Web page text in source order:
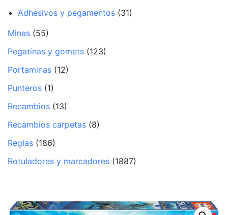
Adhesivos y pegamentos (31)
Minas (55)
Pegatinas y gomets (123)
Portaminas (12)
Punteros (1)
Recambios (13)
Recambios carpetas (8)
Reglas (186)
Rotuladores y marcadores (1887)